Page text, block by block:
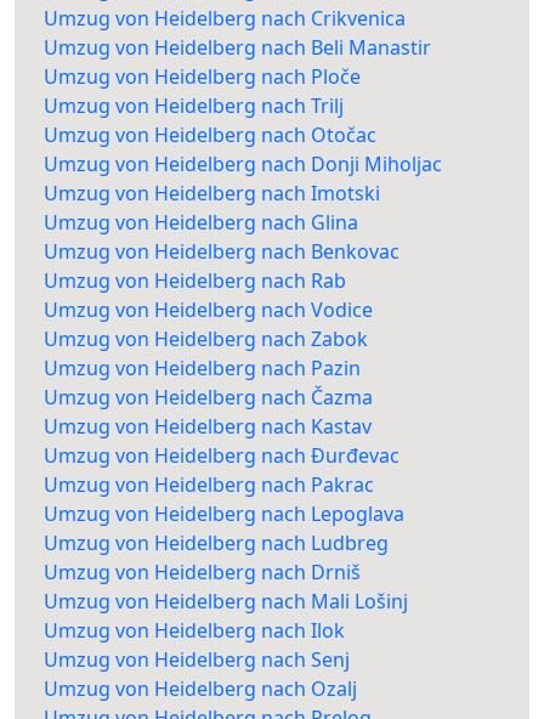
Umzug von Heidelberg nach Crikvenica
Umzug von Heidelberg nach Beli Manastir
Umzug von Heidelberg nach Ploče
Umzug von Heidelberg nach Trilj
Umzug von Heidelberg nach Otočac
Umzug von Heidelberg nach Donji Miholjac
Umzug von Heidelberg nach Imotski
Umzug von Heidelberg nach Glina
Umzug von Heidelberg nach Benkovac
Umzug von Heidelberg nach Rab
Umzug von Heidelberg nach Vodice
Umzug von Heidelberg nach Zabok
Umzug von Heidelberg nach Pazin
Umzug von Heidelberg nach Čazma
Umzug von Heidelberg nach Kastav
Umzug von Heidelberg nach Đurđevac
Umzug von Heidelberg nach Pakrac
Umzug von Heidelberg nach Lepoglava
Umzug von Heidelberg nach Ludbreg
Umzug von Heidelberg nach Drniš
Umzug von Heidelberg nach Mali Lošinj
Umzug von Heidelberg nach Ilok
Umzug von Heidelberg nach Senj
Umzug von Heidelberg nach Ozalj